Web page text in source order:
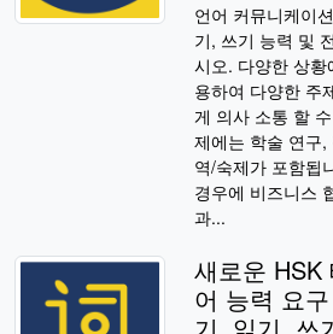
언어 커뮤니케이
기, 쓰기 능력 및
시오. 다양한 상
용하여 다양한 주
게 의사 소통 할
제에는 학술 연구
역/숙제가 포함됩
경우에 비즈니스
과...
새로운 HSK
어 능력 요